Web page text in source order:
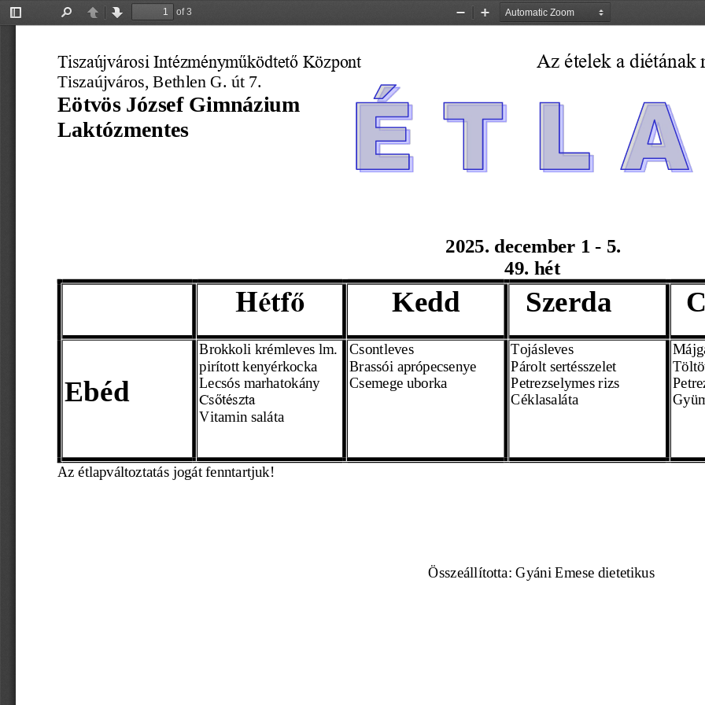
Toggle
PreviousNext
of 3
Zoom
Zoom
Tiszaújvárosi Intézményműködtető Központ Az ételek a diétának
Tiszaújváros, Bethlen G. út 7.
Eötvös József Gimnázium
Laktózmentes
2025. december 1
- 5.
49. hét
Hétfő Kedd Szerda
Ebéd
Brokkoli krémleves lm.
pirított kenyérkocka
Lecsós marhatokány
Csőtészta
Vitamin saláta
Csontleves
Brassói aprópecsenye
Csemege uborka
Tojásleves
Párolt sertésszelet
Petrezselymes rizs
Céklasaláta
Az étlapváltoztatás jogát fenntartjuk!
Összeállította: Gyáni Emese dietetikus